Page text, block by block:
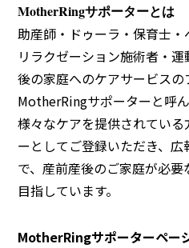
MotherRingサポーターとは
助産師・ドゥーラ・保育士・
リラクゼーション施術者・
後の家庭へのケアサービスの
MotherRingサポーターと呼ん
様々なケアを提供されてい
ーとしてご登録いただき、
で、産前産後のご家庭が必
目指しています。
MotherRingサポーターペー